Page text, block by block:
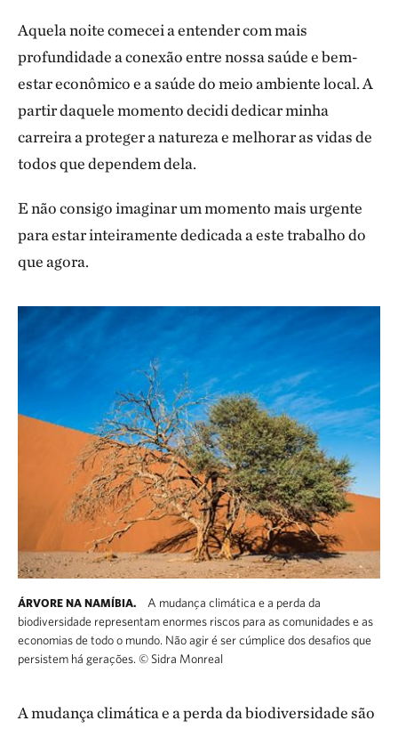
Aquela noite comecei a entender com mais
profundidade a conexão entre nossa saúde e bem-
estar econômico e a saúde do meio ambiente local. A
partir daquele momento decidi dedicar minha
carreira a proteger a natureza e melhorar as vidas de
todos que dependem dela.
E não consigo imaginar um momento mais urgente
para estar inteiramente dedicada a este trabalho do
que agora.
ÁRVORE NA NAMÍBIA.
A mudança climática e a perda da
biodiversidade representam enormes riscos para as comunidades e as
economias de todo o mundo. Não agir é ser cúmplice dos desafios que
persistem há gerações. © Sidra Monreal
A mudança climática e a perda da biodiversidade são